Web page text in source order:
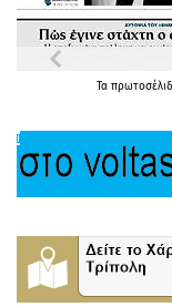
Τα